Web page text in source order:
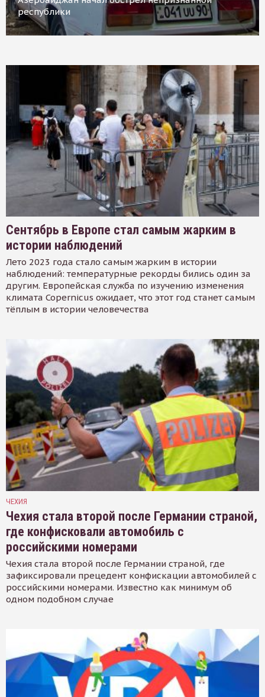
республики
Сентябрь в Европе стал самым жарким в
истории наблюдений
Лето 2023 года стало самым жарким в истории
наблюдений: температурные рекорды бились один за
другим. Европейская служба по изучению изменения
климата Copernicus ожидает, что этот год станет самым
тёплым в истории человечества
ЧЕХИЯ
Чехия стала второй после Германии страной,
где конфисковали автомобиль с
российскими номерами
Чехия стала второй после Германии страной, где
зафиксировали прецедент конфискации автомобилей с
российскими номерами. Известно как минимум об
одном подобном случае